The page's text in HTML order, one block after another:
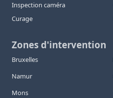
Inspection caméra
Curage
Zones d'intervention
Bruxelles
Namur
Mons